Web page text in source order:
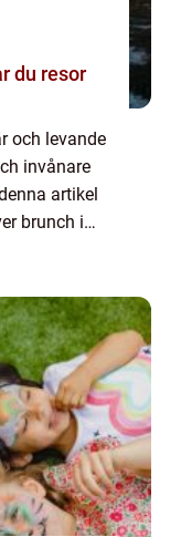
och levande
invånare
artikel
brunch i